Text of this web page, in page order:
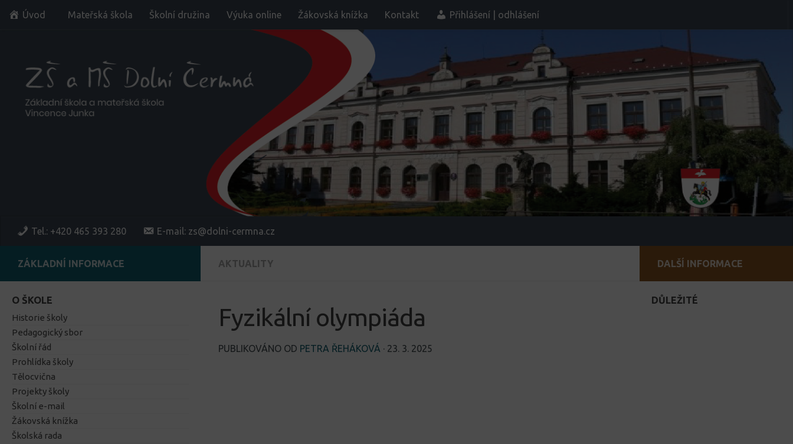
Skip to content
Úvod Mateřská škola Školní družina Výuka online Žákovská knížka Kontakt Přihlášení | odhlášení
Tel.: +420 465 393 280 E-mail: zs@dolni-cermna.cz
AKTUALITY
Fyzikální olympiáda
PUBLIKOVÁNO OD PETRA ŘEHÁKOVÁ · 23. 3. 2025
ZÁKLADNÍ INFORMACE
O ŠKOLE
Historie školy
Pedagogický sbor
Školní řád
Prohlídka školy
Tělocvična
Projekty školy
Školní e-mail
Žákovská knížka
Školská rada
DALŠÍ INFORMACE
DŮLEŽITÉ